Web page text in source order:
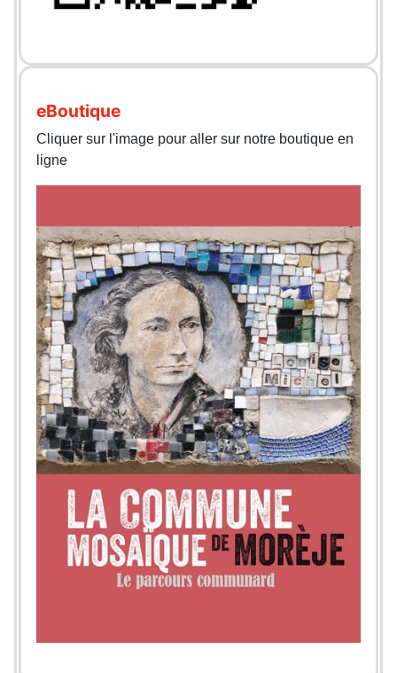
eBoutique
Cliquer sur l'image pour aller sur notre boutique en
ligne